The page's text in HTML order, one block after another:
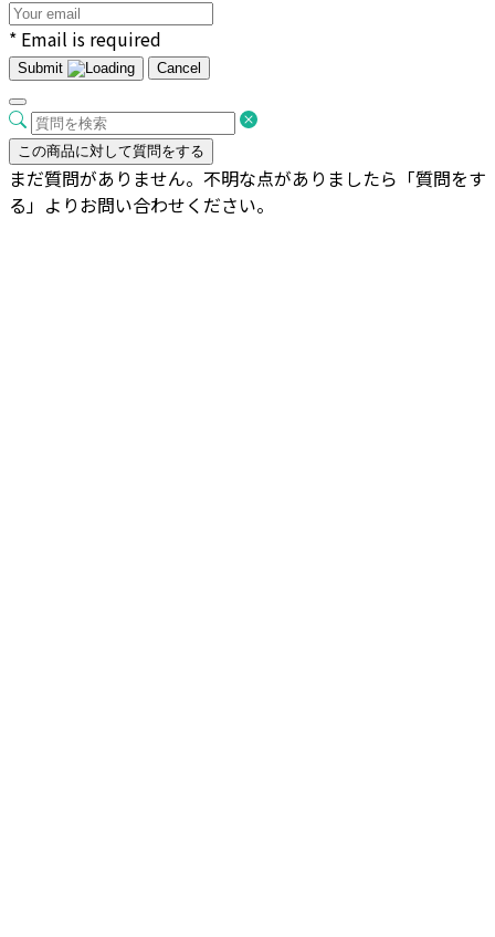
* Email is required
Submit Cancel
この商品に対して質問をする
まだ質問がありません。不明な点がありましたら「質問をす
る」よりお問い合わせください。